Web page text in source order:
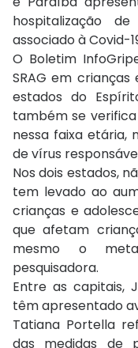
hospitalização
associado à Covid-
O Boletim
SRAG em crianças
estados do
também se verifica
nessa faixa etária,
de vírus
Nos dois estados,
tem levado ao
crianças e
que afetam
mesmo o
pesquisadora.
Entre as capitais,
têm apresentado
Tatiana Portella
das medidas de